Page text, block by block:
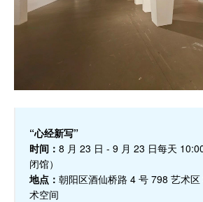
“心经新写”
时间： 8 月 23 日 - 9 月 23 日每天
闭馆）
地点： 朝阳区酒仙桥路 4 号 798 艺术
术空间